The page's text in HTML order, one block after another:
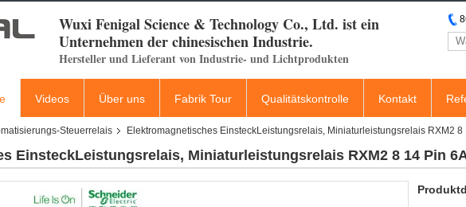
Wuxi Fenigal Science & Technology Co., Ltd. ist ein
Unternehmen der chinesischen Industrie.
Hersteller und Lieferant von Industrie- und Lichtprodukten
Videos Über uns Fabrik Tour Qualitätskontrolle Kontakt
Steuerrelais Elektromagnetisches EinsteckLeistungsrelais, Miniaturleistungsrelais RXM2 8
EinsteckLeistungsrelais, Miniaturleistungsrelais RXM2 8 14 Pin